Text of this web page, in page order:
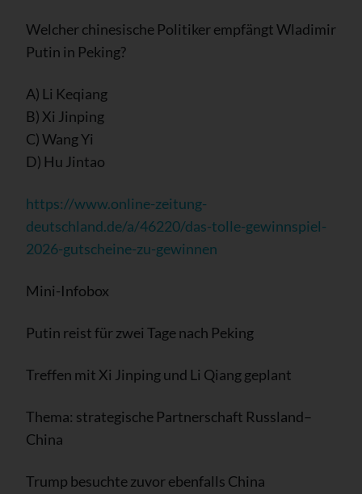
Welcher chinesische Politiker empfängt Wladimir
Putin in Peking?
A) Li Keqiang
B) Xi Jinping
C) Wang Yi
D) Hu Jintao
https://www.online-zeitung-
deutschland.de/a/46220/das-tolle-gewinnspiel-
2026-gutscheine-zu-gewinnen
Mini-Infobox
Putin reist für zwei Tage nach Peking
Treffen mit Xi Jinping und Li Qiang geplant
Thema: strategische Partnerschaft Russland–
China
Trump besuchte zuvor ebenfalls China